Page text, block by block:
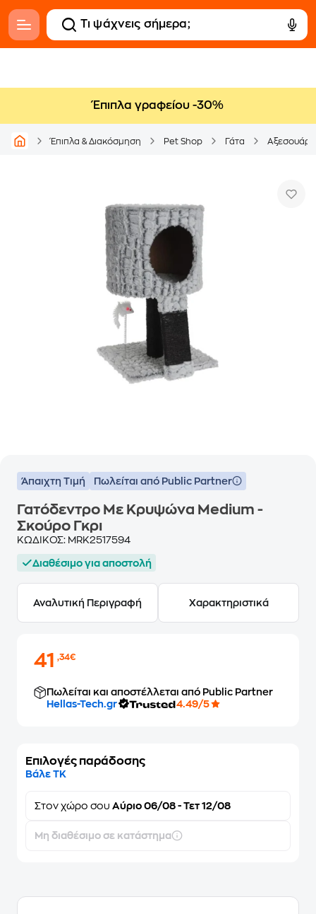
Έπιπλα γραφείου -30%
Έπιπλα & Διακόσμηση Pet Shop Γάτα Αξεσουάρ
Άπαιχτη Τιμή Πωλείται από Public Partner
Γατόδεντρο Με Κρυψώνα Medium -
Σκούρο Γκρι
ΚΩΔΙΚΟΣ: MRK2517594
Διαθέσιμο για αποστολή
Αναλυτική Περιγραφή Χαρακτηριστικά
41,34€
Πωλείται και αποστέλλεται από Public Partner
Hellas-Tech.gr
4.49/5
Επιλογές παράδοσης
Βάλε ΤΚ
Στον χώρο σου Αύριο 06/08 - Τετ 12/08
Μη διαθέσιμο σε κατάστημα